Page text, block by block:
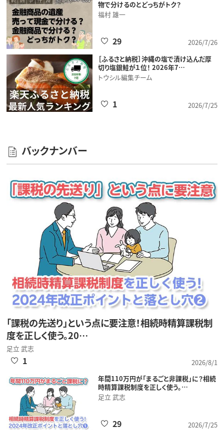
物で分けるのとどっちがトク？
福村 雄一
2026/7/26
29
［ふるさと納税］沖縄の塩で漬け込んだ厚
切り塩銀鮭が１位！ 2026年7…
トウシル編集チーム
2026/7/25
1
バックナンバー
「課税の先送り」という点に要注意！相続時精算課税制
度を正しく使う。20…
足立 武志
2026/8/1
1
年間110万円が「まるごと非課税」に？相続
時精算課税制度を正しく使う。…
足立 武志
2026/7/25
29